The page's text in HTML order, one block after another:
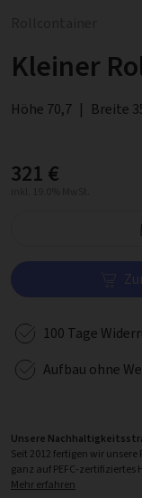
Kleiner
Höhe 70,7 | Breite
321 €
100 Tage
Aufbau ohne
Unsere
Seit 2012 fertigen wir
ganz auf PEFC-
Mehr erfahren